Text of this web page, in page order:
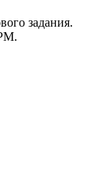
задания.